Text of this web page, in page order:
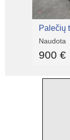
Palečių
Naudota
900 €